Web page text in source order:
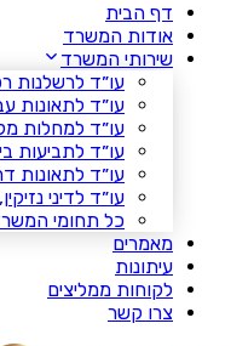
דף הבית
אודות המשרד
שירותי המשרד
עו״ד לרשלנות
עו״ד לתאונות
עו״ד למחלות
עו״ד לתביעות
עו״ד לתאונות
עו״ד לדיני
כל תחומי
מאמרים
עיתונות
לקוחות ממליצים
צרו קשר